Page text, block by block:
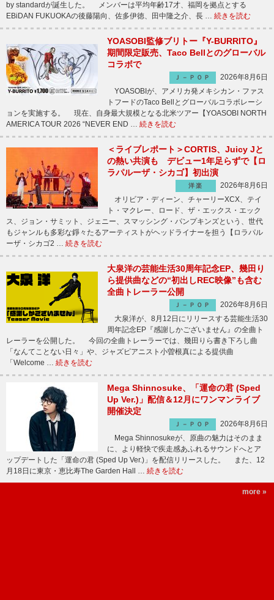
by standardが誕生した。 メンバーは平均年齢17才、福岡を拠点とする
EBiDAN FUKUOKAの後藤陽向、佐多伊徳、田中隆之介、長 … 続きを読む
YOASOBI監修ブリトー『Y-BURRITO』
期間限定販売、Taco Bellとのグローバル
コラボで
Ｊ－ＰＯＰ
2026年8月6日
YOASOBIが、アメリカ発メキシカン・ファス
トフードのTaco Bellとグローバルコラボレーシ
ョンを実施する。 現在、自身最大規模となる北米ツアー【YOASOBI NORTH
AMERICA TOUR 2026 “NEVER END … 続きを読む
＜ライブレポート＞CORTIS、Juicy Jと
の熱い共演も デビュー1年足らずで【ロ
ラパルーザ・シカゴ】初出演
洋楽
2026年8月6日
オリビア・ディーン、チャーリーXCX、テイ
ト・マクレー、ロード、ザ・エックス・エック
ス、ジョン・サミット、ジェニー、スマッシング・パンプキンズという、世代
もジャンルも多彩な錚々たるアーティストがヘッドライナーを担う【ロラパル
ーザ・シカゴ2 … 続きを読む
大泉洋の芸能生活30周年記念EP、幾田り
ら提供曲などの“初出しREC映像”も含む
全曲トレーラー公開
Ｊ－ＰＯＰ
2026年8月6日
大泉洋が、8月12日にリリースする芸能生活30
周年記念EP『感謝しかございません』の全曲ト
レーラーを公開した。 今回の全曲トレーラーでは、幾田りら書き下ろし曲
「なんてことない日々」や、ジャズピアニスト小曽根真による提供曲
「Welcome … 続きを読む
Mega Shinnosuke、「運命の君 (Sped
Up Ver.)」配信＆12月にワンマンライブ
開催決定
Ｊ－ＰＯＰ
2026年8月6日
Mega Shinnosukeが、原曲の魅力はそのまま
に、より軽快で疾走感あふれるサウンドへとア
ップデートした「運命の君 (Sped Up Ver.)」を配信リリースした。 また、12
月18日に東京・恵比寿The Garden Hall … 続きを読む
more »